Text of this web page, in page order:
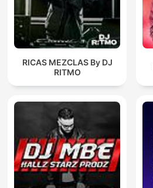
RICAS MEZCLAS By DJ
RITMO